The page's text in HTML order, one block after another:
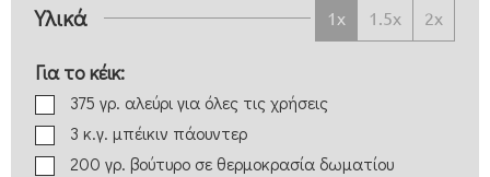
Υλικά 1x 1.5x 2x
Για το κέικ:
375 γρ. αλεύρι για όλες τις χρήσεις
3 κ.γ. μπέικιν πάουντερ
200 γρ. βούτυρο σε θερμοκρασία δωματίου